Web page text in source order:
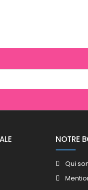
NOTRE
Qui